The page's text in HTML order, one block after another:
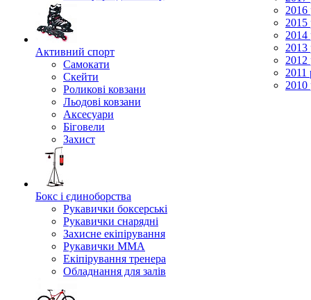
Активний спорт
Самокати
Скейти
Роликові ковзани
Льодові ковзани
Аксесуари
Біговели
Захист
Бокс і єдиноборства
Рукавички боксерські
Рукавички снарядні
Захисне екіпірування
Рукавички ММА
Екіпірування тренера
Обладнання для залів
2016
2015
2014
2013
2012
2011
2010